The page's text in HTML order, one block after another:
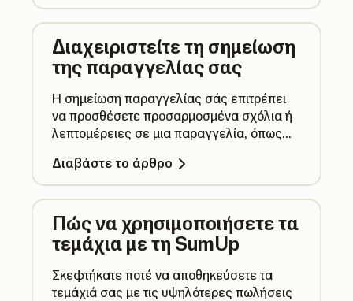
πληρωμές.
Διαχειριστείτε τη σημείωση
της παραγγελίας σας
Η σημείωση παραγγελίας σάς επιτρέπει
να προσθέσετε προσαρμοσμένα σχόλια ή
λεπτομέρειες σε μια παραγγελία, όπως
οδηγίες παράδοσης.
Διαβάστε το άρθρο
Πώς να χρησιμοποιήσετε τα
τεμάχια με τη SumUp
Σκεφτήκατε ποτέ να αποθηκεύσετε τα
τεμάχιά σας με τις υψηλότερες πωλήσεις